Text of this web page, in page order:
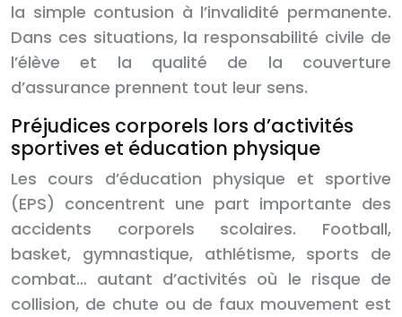
la simple contusion à l’invalidité permanente.
Dans ces situations, la responsabilité civile de
l’élève et la qualité de la couverture
d’assurance prennent tout leur sens.
Préjudices corporels lors d’activités
sportives et éducation physique
Les cours d’éducation physique et sportive
(EPS) concentrent une part importante des
accidents corporels scolaires. Football,
basket, gymnastique, athlétisme, sports de
combat… autant d’activités où le risque de
collision, de chute ou de faux mouvement est